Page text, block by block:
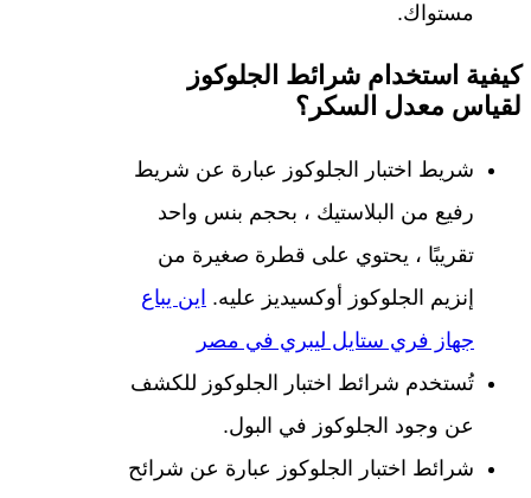
مستواك.
كيفية استخدام شرائط الجلوكوز
لقياس معدل السكر؟
شريط اختبار الجلوكوز عبارة عن شريط
رفيع من البلاستيك ، بحجم بنس واحد
تقريبًا ، يحتوي على قطرة صغيرة من
إنزيم الجلوكوز أوكسيديز عليه. اين يباع
جهاز فري ستايل ليبري في مصر
تُستخدم شرائط اختبار الجلوكوز للكشف
عن وجود الجلوكوز في البول.
شرائط اختبار الجلوكوز عبارة عن شرائح